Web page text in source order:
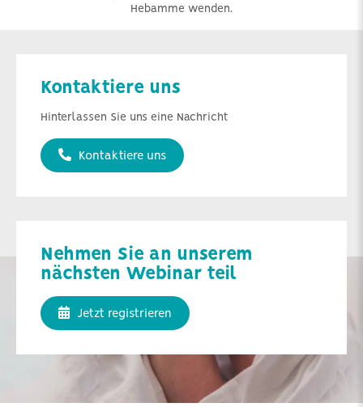
Hebamme wenden.
Kontaktiere uns
Hinterlassen Sie uns eine Nachricht
Kontaktiere uns
Nehmen Sie an unserem
nächsten Webinar teil
Jetzt registrieren